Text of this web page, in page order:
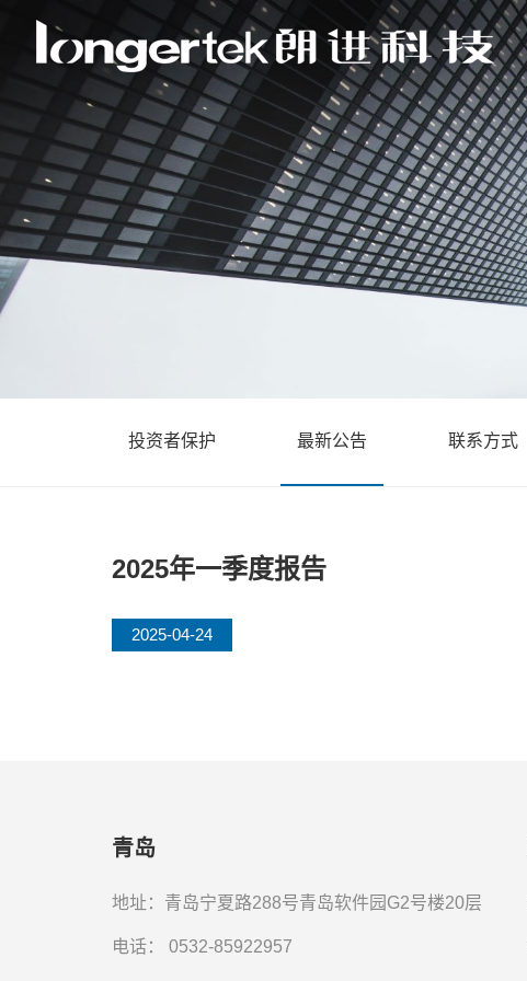
投资者保护 最新公告 联系方式
2025年一季度报告
2025-04-24
青岛
地址：青岛宁夏路288号青岛软件园G2号楼20层
电话： 0532-85922957